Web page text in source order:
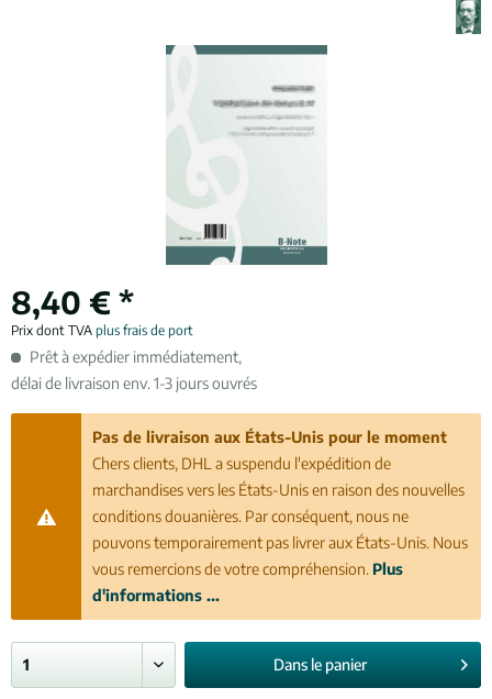
8,40 € *
Prix dont TVA plus frais de port
Prêt à expédier immédiatement,
délai de livraison env. 1-3 jours ouvrés
Pas de livraison aux États-Unis pour le moment
Chers clients, DHL a suspendu l'expédition de
marchandises vers les États-Unis en raison des nouvelles
conditions douanières. Par conséquent, nous ne
pouvons temporairement pas livrer aux États-Unis. Nous
vous remercions de votre compréhension. Plus
d'informations ...
Dans le panier